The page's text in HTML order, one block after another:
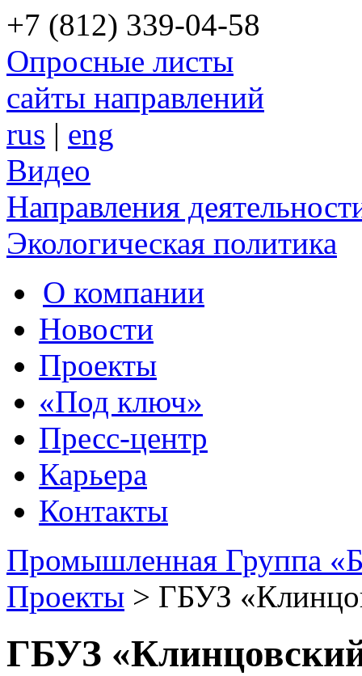
+7 (812) 339-04-58
Опросные листы
сайты направлений
rus | eng
Видео
Направления
Экологическая политика
О компании
Новости
Проекты
«Под ключ»
Пресс-центр
Карьера
Контакты
Промышленная Группа
Проекты > ГБУЗ
ГБУЗ